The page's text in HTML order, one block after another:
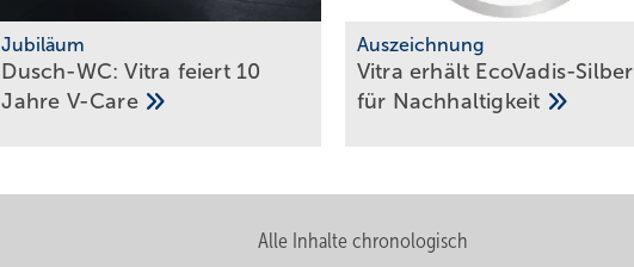
Jubiläum
Dusch-WC: Vitra feiert 10
Jahre V-Care
Auszeichnung
Vitra erhält EcoVadis-Silber
für Nach­hal­tig­keit
Alle Inhalte chronologisch